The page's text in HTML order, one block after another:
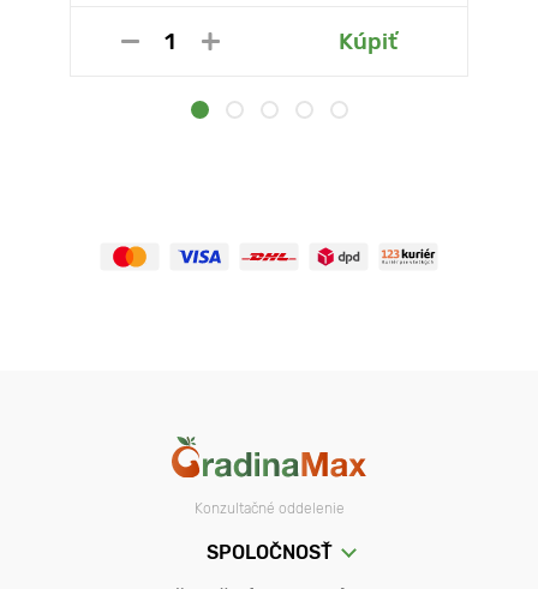
Kúpiť
Konzultačné oddelenie
SPOLOČNOSŤ